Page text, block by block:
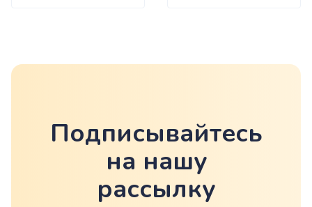
Подписывайтесь
на нашу
рассылку